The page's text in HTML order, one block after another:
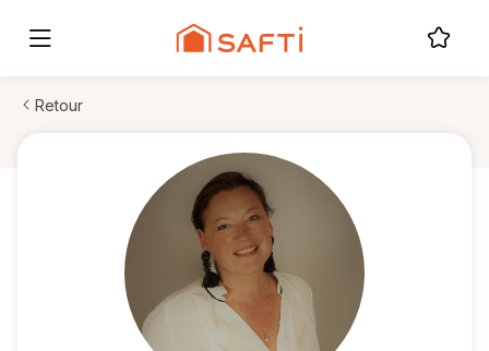
Retour